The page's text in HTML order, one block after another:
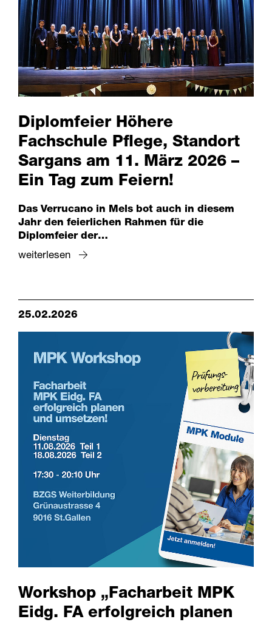
Diplomfeier Höhere
Fachschule Pflege, Standort
Sargans am 11. März 2026 –
Ein Tag zum Feiern!
Das Verrucano in Mels bot auch in diesem
Jahr den feierlichen Rahmen für die
Diplomfeier der…
weiterlesen
25.02.2026
Workshop „Facharbeit MPK
Eidg. FA erfolgreich planen